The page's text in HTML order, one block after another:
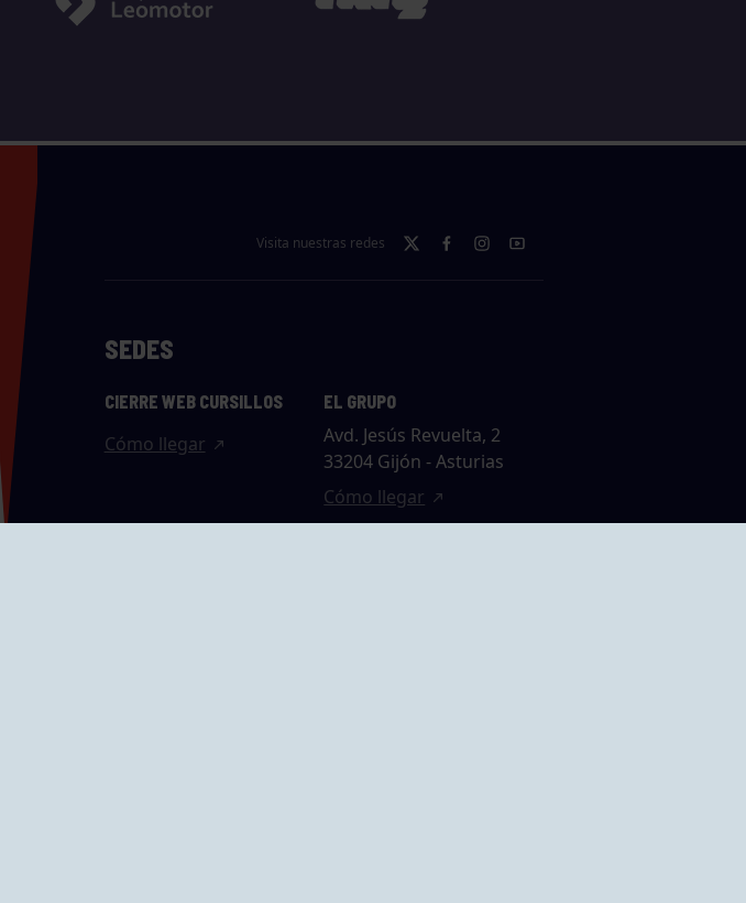
Visita nuestras redes
SEDES
CIERRE WEB CURSILLOS
Cómo llegar
EL GRUPO
Avd. Jesús Revuelta, 2
33204 Gijón - Asturias
Cómo llegar